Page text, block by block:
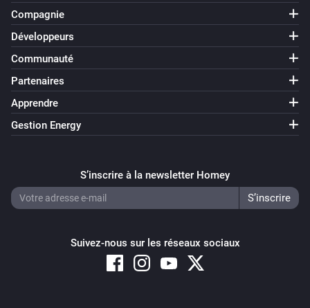
Compagnie
Développeurs
Communauté
Partenaires
Apprendre
Gestion Energy
S’inscrire à la newsletter Homey
Suivez-nous sur les réseaux sociaux